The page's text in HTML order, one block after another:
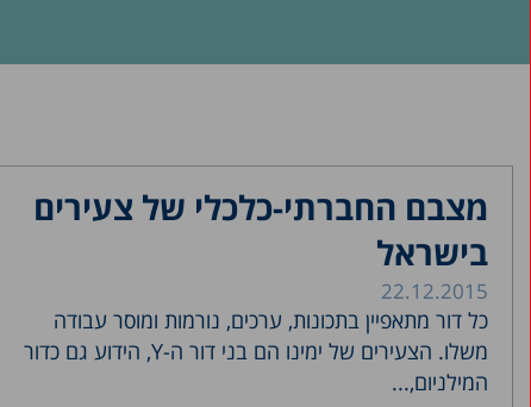
מצבם החברתי-כלכלי של צעירים
בישראל
22.12.2015
כל דור מתאפיין בתכונות, ערכים, נורמות ומוסר עבודה
משלו. הצעירים של ימינו הם בני דור ה-Y, הידוע גם כדור
המילניום,...